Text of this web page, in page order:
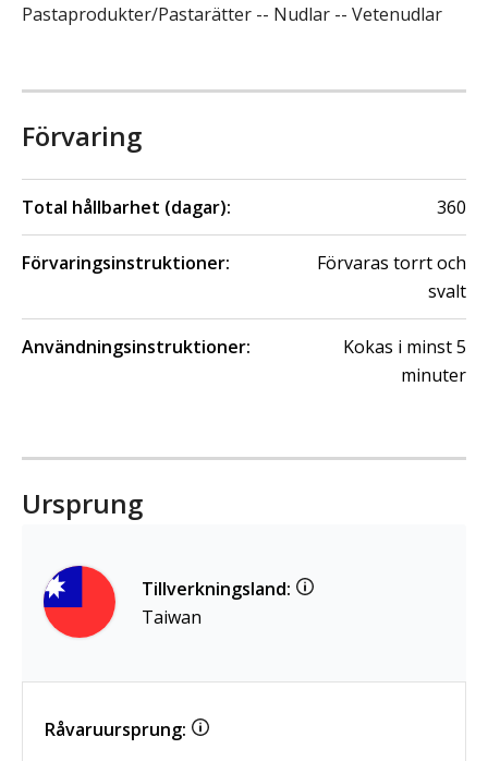
Pastaprodukter/Pastarätter -- Nudlar -- Vetenudlar
Förvaring
Total hållbarhet (dagar): 360
Förvaringsinstruktioner:
Förvaras torrt och
svalt
Användningsinstruktioner:
Kokas i minst 5
minuter
Ursprung
Tillverkningsland:
Taiwan
Råvaruursprung: